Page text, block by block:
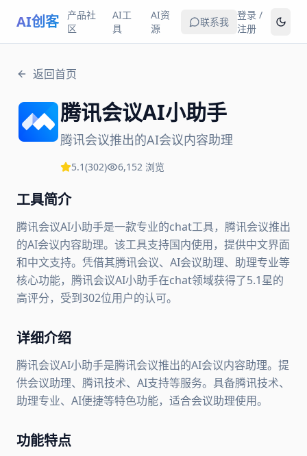
AI创客
产品社
区
AI工
具
AI资
源
联系我
登录 /
注册
返回首页
腾讯会议AI小助手
腾讯会议推出的AI会议内容助理
5.1(302) 6,152 浏览
工具简介
腾讯会议AI小助手是一款专业的chat工具，腾讯会议推出
的AI会议内容助理。该工具支持国内使用，提供中文界面
和中文支持。凭借其腾讯会议、AI会议助理、助理专业等
核心功能，腾讯会议AI小助手在chat领域获得了5.1星的
高评分，受到302位用户的认可。
详细介绍
腾讯会议AI小助手是腾讯会议推出的AI会议内容助理。提
供会议助理、腾讯技术、AI支持等服务。具备腾讯技术、
助理专业、AI便捷等特色功能，适合会议助理使用。
功能特点